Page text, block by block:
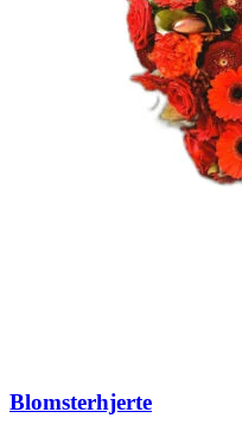
Blomsterhjerte